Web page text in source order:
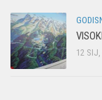
Povijest
12